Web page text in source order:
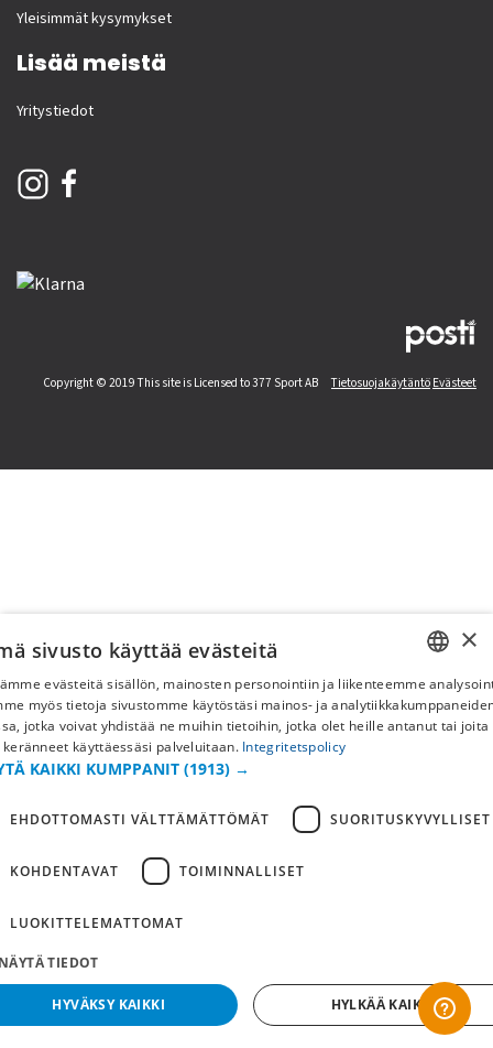
Yleisimmät kysymykset
Lisää meistä
Yritystiedot
Copyright © 2019 This site is Licensed to 377 Sport AB Tietosuojakäytäntö Evästeet
FI
×
sivusto käyttää evästeitä
evästeitä sisällön, mainosten personointiin ja liikenteemme
myös tietoja sivustomme käytöstäsi mainos- ja
jotka voivat yhdistää ne muihin tietoihin, jotka olet heille antanut tai joita
keränneet käyttäessäsi palveluitaan. Integritetspolicy
KAIKKI KUMPPANIT (1913) →
EHDOTTOMASTI VÄLTTÄMÄTTÖMÄT SUORITUSKYVYLLISET
KOHDENTAVAT TOIMINNALLISET
LUOKITTELEMATTOMAT
TIEDOT
HYVÄKSY KAIKKI HYLKÄÄ KAIKKI